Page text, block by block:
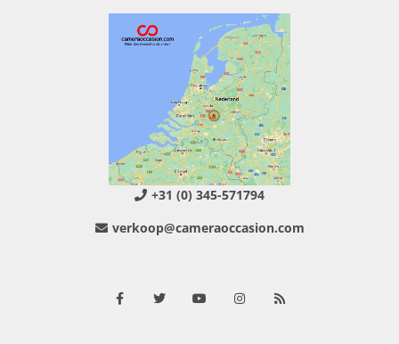
+31 (0) 345-571794
verkoop@cameraoccasion.com